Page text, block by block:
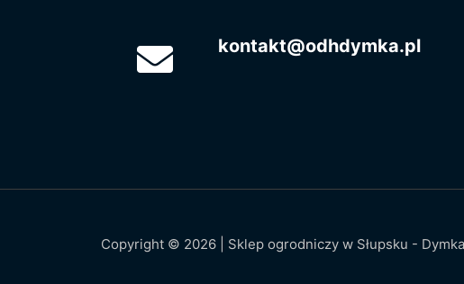
kontakt@odhdymka.pl
Copyright © 2026 | Sklep ogrodniczy w Słupsku -